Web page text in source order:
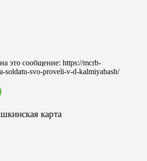
это сообщение: https://mcrb-
soldatu-svo-proveli-v-d-kalmiyabash/
карта